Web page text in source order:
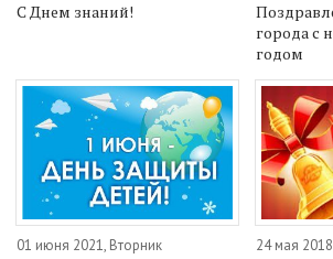
С Днем знаний!
города с
годом
01 июня 2021, Вторник 24 мая